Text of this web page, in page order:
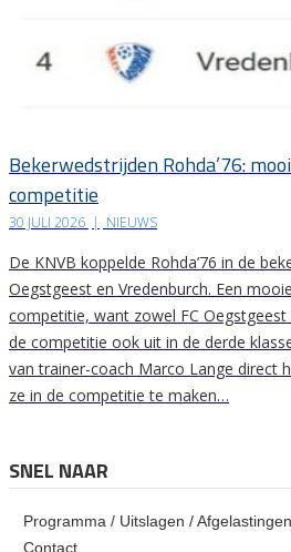
Bekerwedstrijden Rohda’76:
competitie
30 JULI 2026 | NIEUWS
De KNVB koppelde Rohda’76 in de
Oegstgeest en Vredenburch. Een
competitie, want zowel FC
de competitie ook uit in de derde
van trainer-coach Marco Lange direct
ze in de competitie te maken…
SNEL NAAR
Programma / Uitslagen / Afgelastingen
Contact